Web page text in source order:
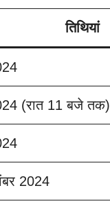
तिथियां
(रात 11 बजे तक)
2024